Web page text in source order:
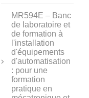
MR594E – Banc
de laboratoire et
de formation à
l'installation
d'équipements
d'automatisation
: pour une
formation
pratique en